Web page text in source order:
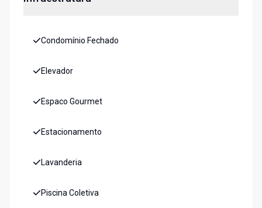
Condomínio Fechado
Elevador
Espaco Gourmet
Estacionamento
Lavanderia
Piscina Coletiva